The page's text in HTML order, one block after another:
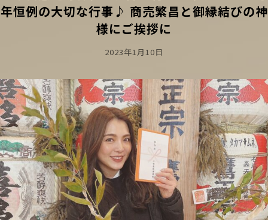
年恒例の大切な行事♪ 商売繁昌と御縁結びの神
様にご挨拶に
Posted
2023年1月10日